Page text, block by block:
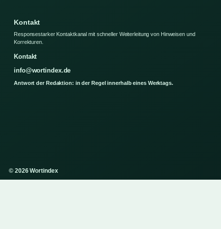
Kontakt
Responsestarker Kontaktkanal mit schneller Weiterleitung von Hinweisen und
Korrekturen.
Kontakt
info@wortindex.de
Antwort der Redaktion: in der Regel innerhalb eines Werktags.
© 2026 Wortindex